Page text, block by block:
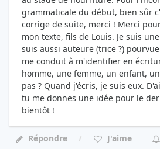
grammaticale du début, bien sûr
corrige de suite, merci ! Merci
mon texte, fils de Louis. Je suis
suis aussi auteure (trice ?)
me conduit à m'identifier en
homme, une femme, un enfant,
pas ? Quand j'écris, je suis eux.
tu me donnes une idée pour le
bientôt !
Répondre J'aime